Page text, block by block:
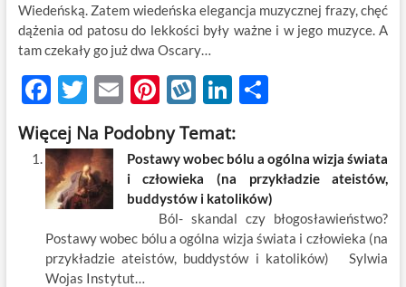
Wiedeńską. Zatem wiedeńska elegancja muzycznej frazy, chęć
dążenia od patosu do lekkości były ważne i w jego muzyce. A
tam czekały go już dwa Oscary…
F
ac
e
b
o
o
k
T
w
itt
er
E
m
ail
Pi
nt
er
es
t
W
k
o
p
Li
k
e
dI
n
S
ar
e
Więcej Na Podobny Temat:
Postawy wobec bólu a ogólna wizja świata
i człowieka (na przykładzie ateistów,
buddystów i katolików)
Ból- skandal czy błogosławieństwo?
Postawy wobec bólu a ogólna wizja świata i człowieka (na
przykładzie ateistów, buddystów i katolików) Sylwia
Wojas Instytut…